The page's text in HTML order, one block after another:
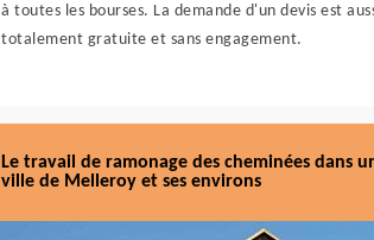
à toutes les bourses. La demande d'un devis est
totalement gratuite et sans engagement.
Le travail de ramonage des cheminées dans
ville de Melleroy et ses environs